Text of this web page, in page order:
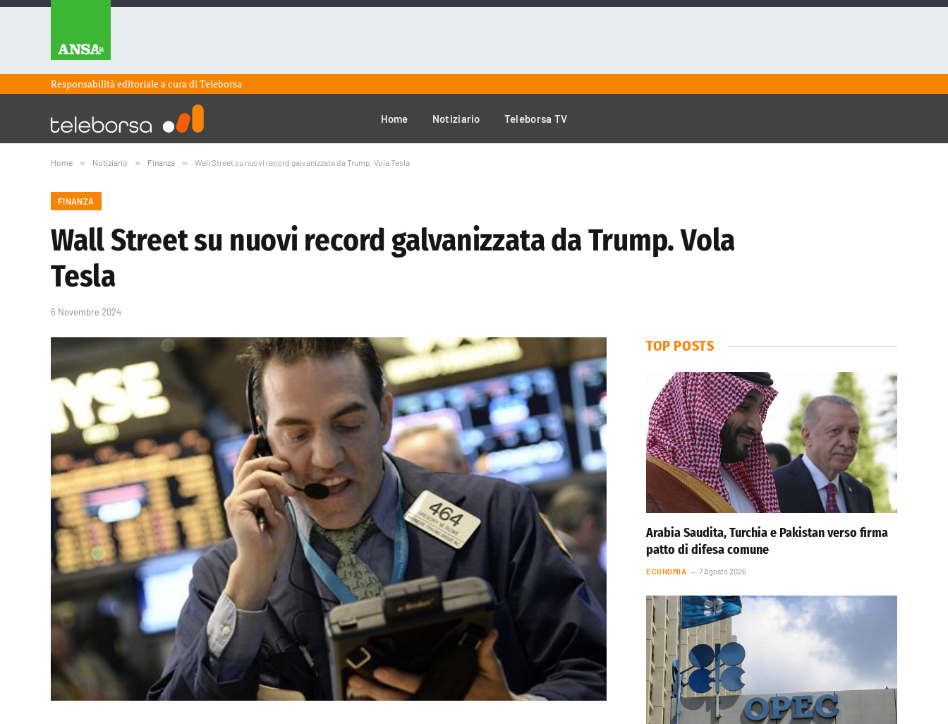
Responsabilità editoriale a cura diTeleborsa
Home Notiziario Teleborsa TV
Home » Notiziario » Finanza » Wall Street su nuovi record galvanizzata da Trump. Vola Tesla
FINANZA
Wall Street su nuovi record galvanizzata da Trump. Vola
Tesla
6 Novembre 2024
TOP POSTS
Arabia Saudita, Turchia e Pakistan verso firma
patto di difesa comune
ECONOMIA 7 Agosto 2026